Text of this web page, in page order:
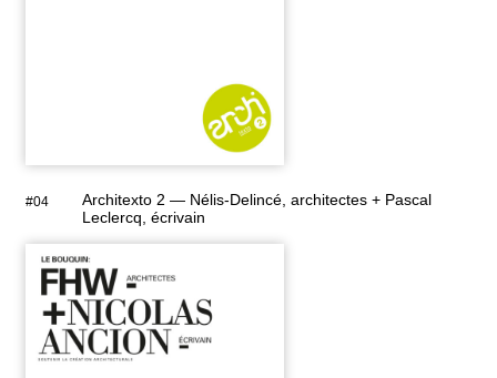
#04
Architexto 2 — Nélis-Delincé, architectes + Pascal
Leclercq, écrivain